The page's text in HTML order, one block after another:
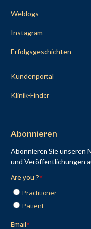
Weblogs
Instagram
Erfolgsgeschichten
Kundenportal
Klinik-Finder
Abonnieren
Abonnieren Sie unseren
und Veröffentlichungen